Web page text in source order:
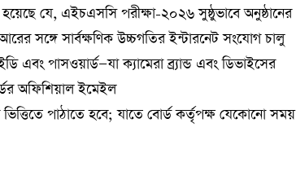
হয়েছে যে, এইচএসসি পরীক্ষা-২০২৬ সুষ্ঠুভাবে অনুষ্ঠানের
সঙ্গে সার্বক্ষণিক উচ্চগতির ইন্টারনেট সংযোগ চালু
এবং পাসওয়ার্ড—যা ক্যামেরা ব্র্যান্ড এবং ডিভাইসের
অফিশিয়াল ইমেইল
পাঠাতে হবে; যাতে বোর্ড কর্তৃপক্ষ যেকোনো সময়